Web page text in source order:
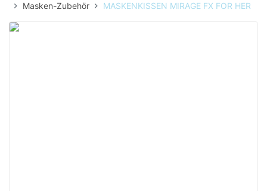
Masken-Zubehör
MASKENKISSEN MIRAGE FX FOR HER